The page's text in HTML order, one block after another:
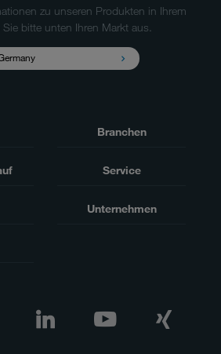
zu unseren Produkten in Ihrem
bitte unten Ihren Markt aus.
Branchen
Service
Unternehmen